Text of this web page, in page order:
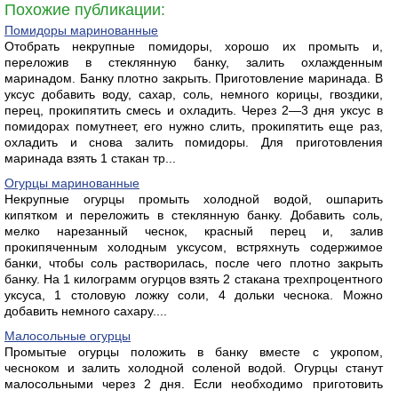
Похожие публикации:
Помидоры маринованные
Отобрать некрупные помидоры, хорошо их промыть и,
переложив в стеклянную банку, залить охлажденным
маринадом. Банку плотно закрыть. Приготовление маринада. В
уксус добавить воду, сахар, соль, немного корицы, гвоздики,
перец, прокипятить смесь и охладить. Через 2—3 дня уксус в
помидорах помутнеет, его нужно слить, прокипятить еще раз,
охладить и снова залить помидоры. Для приготовления
маринада взять 1 стакан тр...
Огурцы маринованные
Некрупные огурцы промыть холодной водой, ошпарить
кипятком и переложить в стеклянную банку. Добавить соль,
мелко нарезанный чеснок, красный перец и, залив
прокипяченным холодным уксусом, встряхнуть содержимое
банки, чтобы соль растворилась, после чего плотно закрыть
банку. На 1 килограмм огурцов взять 2 стакана трехпроцентного
уксуса, 1 столовую ложку соли, 4 дольки чеснока. Можно
добавить немного сахару....
Малосольные огурцы
Промытые огурцы положить в банку вместе с укропом,
чесноком и залить холодной соленой водой. Огурцы станут
малосольными через 2 дня. Если необходимо приготовить